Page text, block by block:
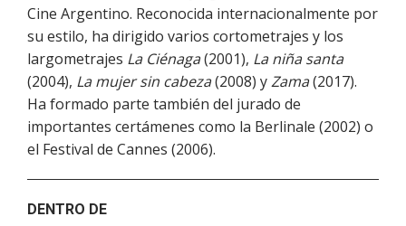
Cine Argentino. Reconocida internacionalmente por
su estilo, ha dirigido varios cortometrajes y los
largometrajes La Ciénaga(2001), La niña santa
(2004), La mujer sin cabeza(2008) yZama(2017).
Ha formado parte también del jurado de
importantes certámenes como la Berlinale (2002) o
el Festival de Cannes (2006).
DENTRO DE